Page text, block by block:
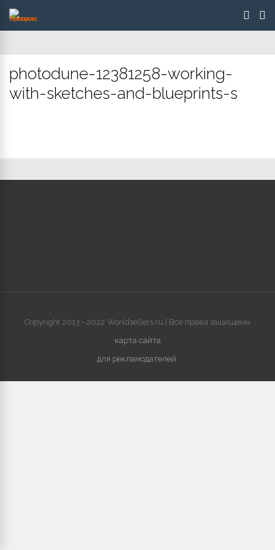
photodune-12381258-working-
with-sketches-and-blueprints-s
Copyright 2013 - 2022 Worldsellers.ru | Все права защищены
карта сайта
для рекламодателей